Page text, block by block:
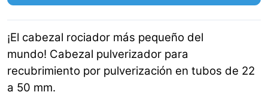
¡El cabezal rociador más pequeño del
mundo! Cabezal pulverizador para
recubrimiento por pulverización en tubos de 22
a 50 mm.